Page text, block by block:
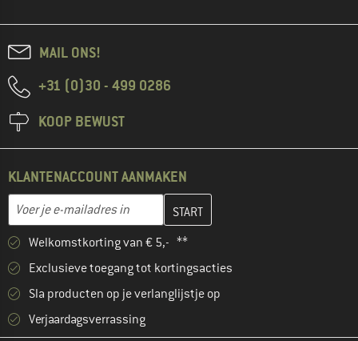
MAIL ONS!
+31 (0)30 - 499 0286
KOOP BEWUST
KLANTENACCOUNT AANMAKEN
E-mailadres
Vul je e-mailadres hier in en maak in de volgende stap je
Welkomstkorting van € 5,- **
Exclusieve toegang tot kortingsacties
Sla producten op je verlanglijstje op
Verjaardagsverrassing